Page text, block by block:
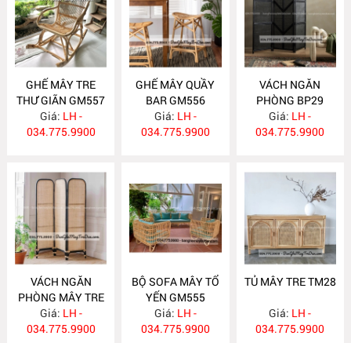
GHẾ MÂY TRE
THƯ GIÃN GM557
Giá: LH -
034.775.9900
GHẾ MÂY QUẦY
BAR GM556
Giá: LH -
034.775.9900
VÁCH NGĂN
PHÒNG BP29
Giá: LH -
034.775.9900
VÁCH NGĂN
PHÒNG MÂY TRE
BP28
Giá: LH -
034.775.9900
BỘ SOFA MÂY TỔ
YẾN GM555
Giá: LH -
034.775.9900
TỦ MÂY TRE TM28
Giá: LH -
034.775.9900